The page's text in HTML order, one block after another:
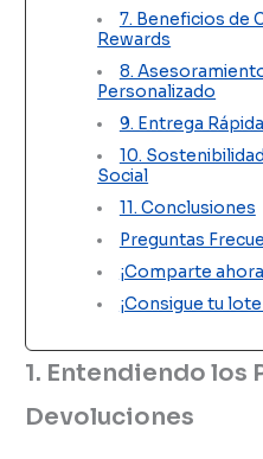
7. Beneficios de
Rewards
8.
Personalizado
9. Entrega
10.
Social
11. Conclusiones
Preguntas
¡Comparte
¡Consigue tu
1. Entendiendo los
Devoluciones